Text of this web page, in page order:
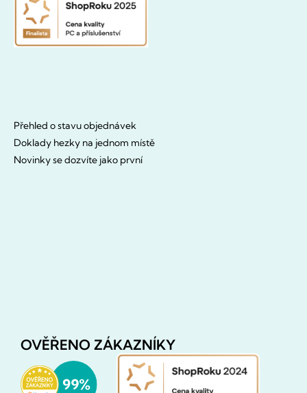
Přehled o stavu objednávek
Doklady hezky na jednom místě
Novinky se dozvíte jako první
OVĚŘENO ZÁKAZNÍKY